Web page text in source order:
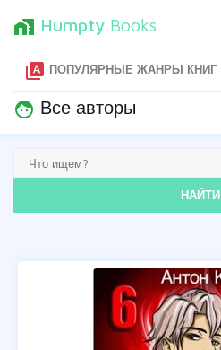
home_work Humpty Books
type_specimen ПОПУЛЯРНЫЕ ЖАНРЫ КНИГ
face Все авторы
НАЙТИ